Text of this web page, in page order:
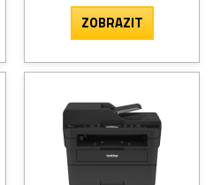
ZOBRAZIT